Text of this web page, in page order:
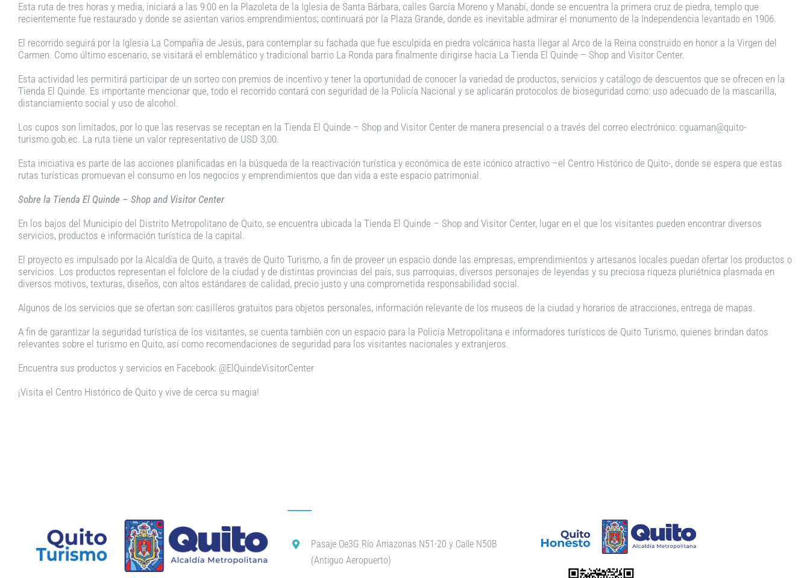
Esta ruta de tres horas y media, iniciará a las 9:00 en la Plazoleta de la Iglesia de Santa Bárbara, calles García Moreno y Manabí, donde se encuentra la primera cruz de piedra, templo que
recientemente fue restaurado y donde se asientan varios emprendimientos; continuará por la Plaza Grande, donde es inevitable admirar el monumento de la Independencia levantado en 1906.
El recorrido seguirá por la Iglesia La Compañía de Jesús, para contemplar su fachada que fue esculpida en piedra volcánica hasta llegar al Arco de la Reina construido en honor a la Virgen del
Carmen. Como último escenario, se visitará el emblemático y tradicional barrio La Ronda para finalmente dirigirse hacia La Tienda El Quinde – Shop and Visitor Center.
Esta actividad les permitirá participar de un sorteo con premios de incentivo y tener la oportunidad de conocer la variedad de productos, servicios y catálogo de descuentos que se ofrecen en la
Tienda El Quinde. Es importante mencionar que, todo el recorrido contará con seguridad de la Policía Nacional y se aplicarán protocolos de bioseguridad como: uso adecuado de la mascarilla,
distanciamiento social y uso de alcohol.
Los cupos son limitados, por lo que las reservas se receptan en la Tienda El Quinde – Shop and Visitor Center de manera presencial o a través del correo electrónico: cguaman@quito-
turismo.gob.ec. La ruta tiene un valor representativo de USD 3,00.
Esta iniciativa es parte de las acciones planificadas en la búsqueda de la reactivación turística y económica de este icónico atractivo –el Centro Histórico de Quito-, donde se espera que estas
rutas turísticas promuevan el consumo en los negocios y emprendimientos que dan vida a este espacio patrimonial.
Sobre la Tienda El Quinde – Shop and Visitor Center
En los bajos del Municipio del Distrito Metropolitano de Quito, se encuentra ubicada la Tienda El Quinde – Shop and Visitor Center, lugar en el que los visitantes pueden encontrar diversos
servicios, productos e información turística de la capital.
El proyecto es impulsado por la Alcaldía de Quito, a través de Quito Turismo, a fin de proveer un espacio donde las empresas, emprendimientos y artesanos locales puedan ofertar los productos o
servicios. Los productos representan el folclore de la ciudad y de distintas provincias del país, sus parroquias, diversos personajes de leyendas y su preciosa riqueza pluriétnica plasmada en
diversos motivos, texturas, diseños, con altos estándares de calidad, precio justo y una comprometida responsabilidad social.
Algunos de los servicios que se ofertan son: casilleros gratuitos para objetos personales, información relevante de los museos de la ciudad y horarios de atracciones, entrega de mapas.
A fin de garantizar la seguridad turística de los visitantes, se cuenta también con un espacio para la Policía Metropolitana e informadores turísticos de Quito Turismo, quienes brindan datos
relevantes sobre el turismo en Quito, así como recomendaciones de seguridad para los visitantes nacionales y extranjeros.
Encuentra sus productos y servicios en Facebook: @ElQuindeVisitorCenter
¡Visita el Centro Histórico de Quito y vive de cerca su magia!
Pasaje Oe3G Río Amazonas N51-20 y Calle N50B
(Antiguo Aeropuerto)